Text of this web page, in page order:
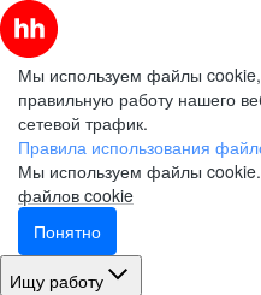
Мы используем файлы cookie,
правильную работу нашего
сетевой трафик.
Правила использования
Мы используем файлы cookie.
файлов cookie
Понятно
Ищу работу